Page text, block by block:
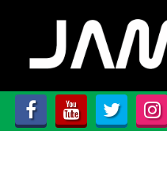
HOME
LISTA VEICOLI